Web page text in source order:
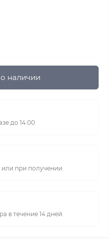
наличии
до 14:00
при получении.
в течение 14 дней.